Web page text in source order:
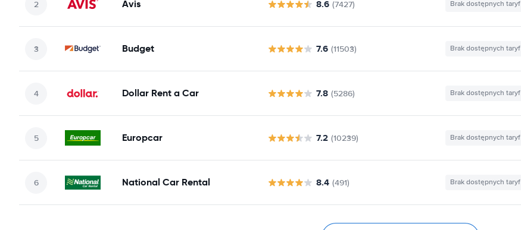
Avis 8.6 (7427) Brak dostępnych taryf
Budget 7.6 (11503) Brak dostępnych taryf
Dollar Rent a Car 7.8 (5286) Brak dostępnych taryf
Europcar 7.2 (10239) Brak dostępnych taryf
National Car Rental 8.4 (491) Brak dostępnych taryf